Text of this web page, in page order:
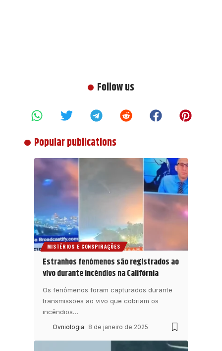
Follow us
Popular publications
MISTÉRIOS E CONSPIRAÇÕES
Estranhos fenômenos são registrados ao
vivo durante incêndios na Califórnia
Os fenômenos foram capturados durante
transmissões ao vivo que cobriam os
incêndios…
Ovniologia 8 de janeiro de 2025